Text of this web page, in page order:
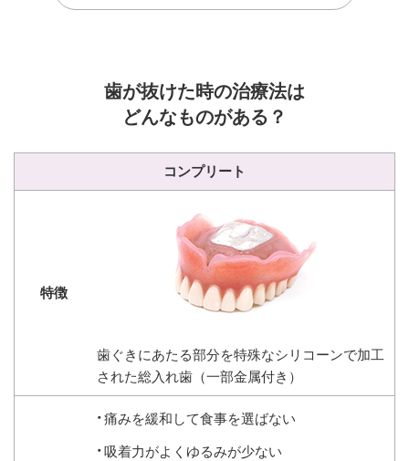
歯が抜けた時の治療法は
どんなものがある？
コンプリート
歯ぐきにあたる部分を特殊なシリコーンで加工
された総入れ歯（一部金属付き）
痛みを緩和して食事を選ばない
吸着力がよくゆるみが少ない